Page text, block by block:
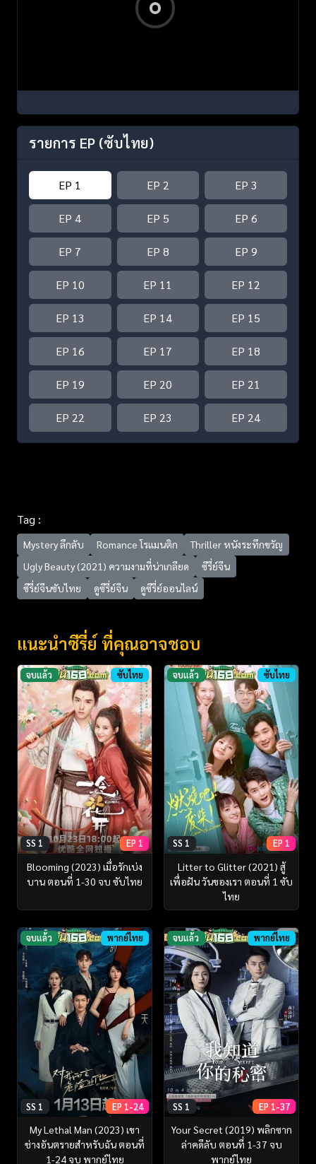
รายการ EP (ซับไทย)
EP 1 EP 2 EP 3
EP 4 EP 5 EP 6
EP 7 EP 8 EP 9
EP 10 EP 11 EP 12
EP 13 EP 14 EP 15
EP 16 EP 17 EP 18
EP 19 EP 20 EP 21
EP 22 EP 23 EP 24
Tag :
Mystery ลึกลับ Romance โรแมนติก
Thriller หนังระทึกขวัญ
Ugly Beauty (2021) ความงามที่น่าเกลียด
ซีรี่ย์จีน
ซีรี่ย์จีนซับไทย
ดูซีรี่ย์จีน ดูซีรี่ย์ออนไลน์
แนะนำซีรี่ย์ ที่คุณอาจชอบ
จบแล้ว ซับไทย
SS 1 EP 1
Blooming (2023) เมื่อรักเบ่ง
บาน ตอนที่ 1-30 จบ ซับไทย
จบแล้ว ซับไทย
SS 1 EP 1
Litter to Glitter (2021) สู้
เพื่อฝัน วันของเรา ตอนที่ 1 ซับ
ไทย
จบแล้ว พากย์ไทย
SS 1 EP 1-24
My Lethal Man (2023) เขา
ช่างอันตรายสำหรับฉัน ตอนที่
1-24 จบ พากย์ไทย
จบแล้ว พากย์ไทย
SS 1 EP 1-37
Your Secret (2019) พลิกซาก
ล่าคดีลับ ตอนที่ 1-37 จบ
พากย์ไทย